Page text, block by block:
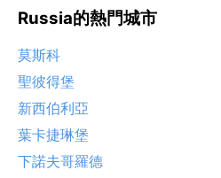
Russia的熱門城市
莫斯科
聖彼得堡
新西伯利亞
葉卡捷琳堡
下諾夫哥羅德